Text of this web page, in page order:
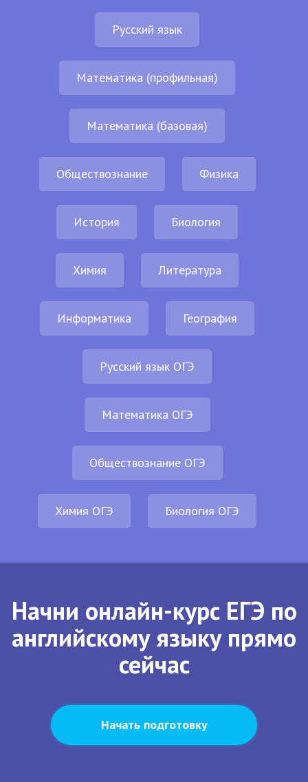
Русский язык
Математика (профильная)
Математика (базовая)
Обществознание Физика
История Биология
Химия Литература
Информатика География
Русский язык ОГЭ
Математика ОГЭ
Обществознание ОГЭ
Химия ОГЭ Биология ОГЭ
Начни онлайн-курс ЕГЭ по
английскому языку прямо
сейчас
Начать подготовку